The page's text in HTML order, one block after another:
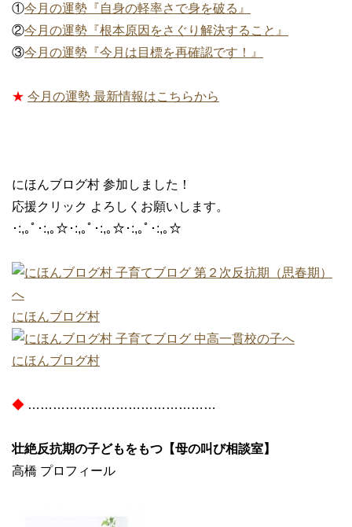
①今月の運勢『自身の軽率さで身を破る』
②今月の運勢『根本原因をさぐり解決すること』
③今月の運勢『今月は目標を再確認です！』
★ 今月の運勢 最新情報はこちらから
にほんブログ村 参加しました！
応援クリック よろしくお願いします。
･:,｡ﾟ･:,｡☆･:,｡ﾟ･:,｡☆･:,｡ﾟ･:,｡☆
にほんブログ村
にほんブログ村
◆ ………………………………………
壮絶反抗期の子どもをもつ【母の叫び相談室】
高橋 プロフィール